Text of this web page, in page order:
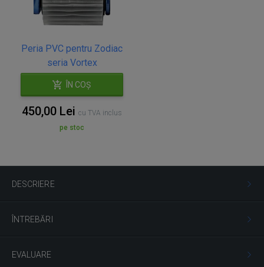
Peria PVC pentru Zodiac
seria Vortex
ÎN COȘ
450,00 Lei cu TVA inclus
pe stoc
DESCRIERE
ÎNTREBĂRI
EVALUARE